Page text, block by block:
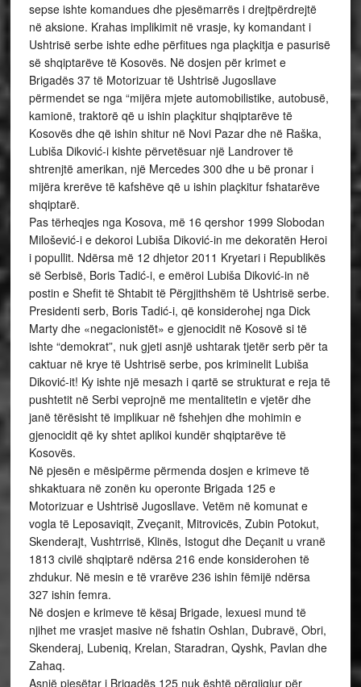
sepse ishte komandues dhe pjesëmarrës i drejtpërdrejtë
në aksione. Krahas implikimit në vrasje, ky komandant i
Ushtrisë serbe ishte edhe përfitues nga plaçkitja e pasurisë
së shqiptarëve të Kosovës. Në dosjen për krimet e
Brigadës 37 të Motorizuar të Ushtrisë Jugosllave
përmendet se nga “mijëra mjete automobilistike, autobusë,
kamionë, traktorë që u ishin plaçkitur shqiptarëve të
Kosovës dhe që ishin shitur në Novi Pazar dhe në Raška,
Lubiša Diković-i kishte përvetësuar një Landrover të
shtrenjtë amerikan, një Mercedes 300 dhe u bë pronar i
mijëra krerëve të kafshëve që u ishin plaçkitur fshatarëve
shqiptarë.
Pas tërheqjes nga Kosova, më 16 qershor 1999 Slobodan
Milošević-i e dekoroi Lubiša Diković-in me dekoratën Heroi
i popullit. Ndërsa më 12 dhjetor 2011 Kryetari i Republikës
së Serbisë, Boris Tadić-i, e emëroi Lubiša Diković-in në
postin e Shefit të Shtabit të Përgjithshëm të Ushtrisë serbe.
Presidenti serb, Boris Tadić-i, që konsiderohej nga Dick
Marty dhe «negacionistët» e gjenocidit në Kosovë si të
ishte “demokrat”, nuk gjeti asnjë ushtarak tjetër serb për ta
caktuar në krye të Ushtrisë serbe, pos kriminelit Lubiša
Diković-it! Ky ishte një mesazh i qartë se strukturat e reja të
pushtetit në Serbi veprojnë me mentalitetin e vjetër dhe
janë tërësisht të implikuar në fshehjen dhe mohimin e
gjenocidit që ky shtet aplikoi kundër shqiptarëve të
Kosovës.
Në pjesën e mësipërme përmenda dosjen e krimeve të
shkaktuara në zonën ku operonte Brigada 125 e
Motorizuar e Ushtrisë Jugosllave. Vetëm në komunat e
vogla të Leposaviqit, Zveçanit, Mitrovicës, Zubin Potokut,
Skenderajt, Vushtrrisë, Klinës, Istogut dhe Deçanit u vranë
1813 civilë shqiptarë ndërsa 216 ende konsiderohen të
zhdukur. Në mesin e të vrarëve 236 ishin fëmijë ndërsa
327 ishin femra.
Në dosjen e krimeve të kësaj Brigade, lexuesi mund të
njihet me vrasjet masive në fshatin Oshlan, Dubravë, Obri,
Skenderaj, Lubeniq, Krelan, Staradran, Qyshk, Pavlan dhe
Zahaq.
Asnjë pjesëtar i Brigadës 125 nuk është përgjigjur për